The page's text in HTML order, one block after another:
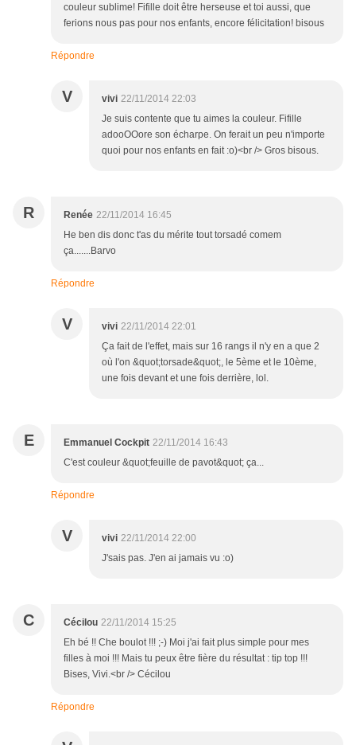
couleur sublime! Fifille doit être herseuse et toi aussi, que
ferions nous pas pour nos enfants, encore félicitation! bisous
Répondre
V vivi 22/11/2014 22:03
Je suis contente que tu aimes la couleur. Fifille
adooOOore son écharpe. On ferait un peu n'importe
quoi pour nos enfants en fait :o)<br /> Gros bisous.
R Renée 22/11/2014 16:45
He ben dis donc t'as du mérite tout torsadé comem
ça.......Barvo
Répondre
V vivi 22/11/2014 22:01
Ça fait de l'effet, mais sur 16 rangs il n'y en a que 2
où l'on &quot;torsade&quot;, le 5ème et le 10ème,
une fois devant et une fois derrière, lol.
E Emmanuel Cockpit 22/11/2014 16:43
C'est couleur &quot;feuille de pavot&quot; ça...
Répondre
V vivi 22/11/2014 22:00
J'sais pas. J'en ai jamais vu :o)
C Cécilou 22/11/2014 15:25
Eh bé !! Che boulot !!! ;-) Moi j'ai fait plus simple pour mes
filles à moi !!! Mais tu peux être fière du résultat : tip top !!!
Bises, Vivi.<br /> Cécilou
Répondre